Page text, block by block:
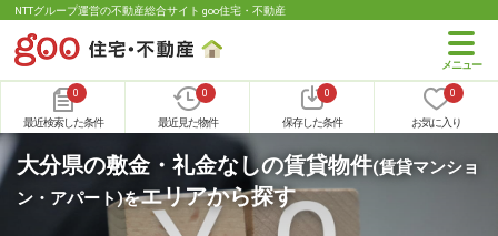
NTTグループ運営の不動産総合サイト goo住宅・不動産
0
最近検索した条件
0
最近見た物件
0
保存した条件
0
お気に入り
大分県の敷金・礼金なしの賃貸物件(賃貸マンショ
ン・アパート)をエリアから探す